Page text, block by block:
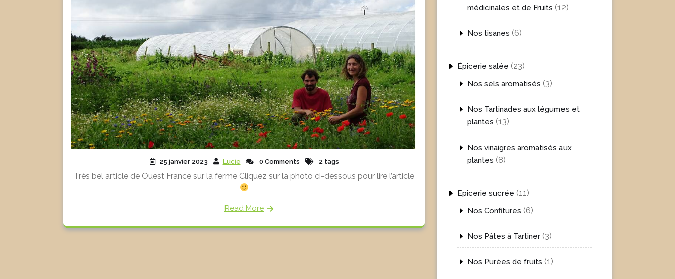
25 janvier 2023 Lucie 0 Comments 2 tags
Très bel article de Ouest France sur la ferme Cliquez sur la photo ci-dessous pour lire l’article
Read More
médicinales et de Fruits 1212
produits
Nos tisanes 66
Épicerie salée 2323
produits
Nos sels aromatisés 33
produits
Nos Tartinades aux légumes et
plantes 1313
produits
Nos vinaigres aromatisés aux
plantes
88
Epicerie sucrée 11 11
produits
Nos Confitures 66
produits
Nos Pâtes à Tartiner 33
produits
Nos Purées de fruits 1 1
produit